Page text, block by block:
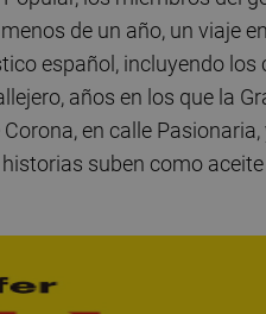
de un año, un viaje
español, incluyendo
años en los que la
en calle
suben como